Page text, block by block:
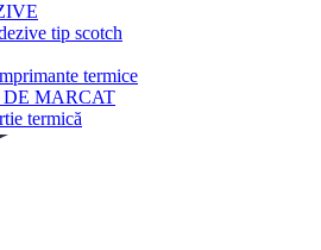
tip scotch
termice
MARCAT
termică